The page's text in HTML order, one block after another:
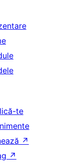
te
↗
↗